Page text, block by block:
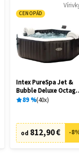
CENOPÁD
Intex PureSpa Jet &
Bubble Deluxe
28462
89 % 40x
od 812,90 € -8